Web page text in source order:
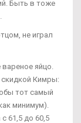
Быть в тоже
не играл
яйцо.
Кимры:
тот самый
минимум).
61,5 до 60,5